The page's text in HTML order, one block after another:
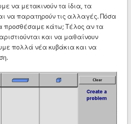
να μετακινούν τα ίδια, τα
να παρατηρούν τις αλλαγές. Πόσα
κάτω; Τέλος αν τα
και να μαθαίνουν
πολλά νέα κυβάκια και να